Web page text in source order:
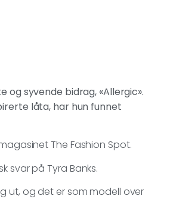
og syvende bidrag, «Allergic».
låta, har hun funnet
The Fashion Spot.
svar på Tyra Banks.
ut, og det er som modell over